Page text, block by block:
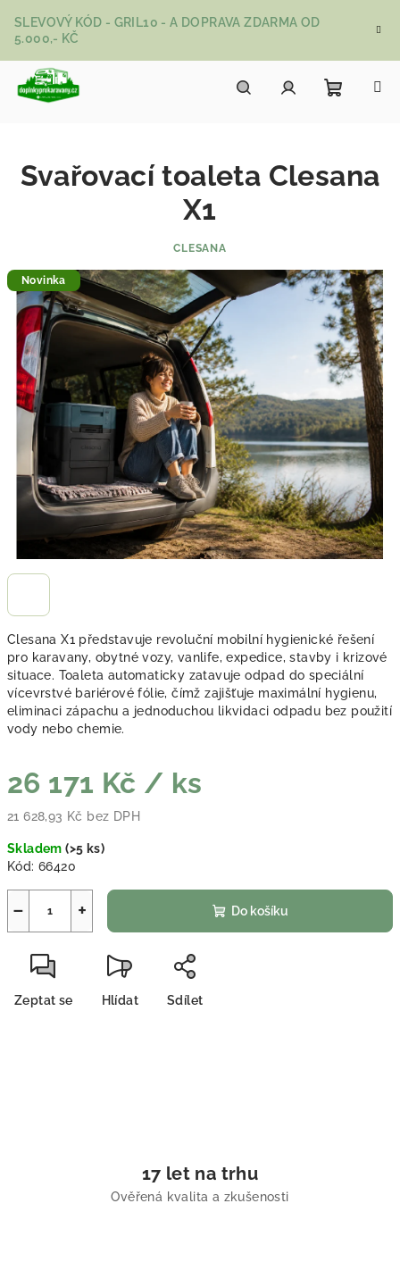
SLEVOVÝ KÓD - GRIL10 - A DOPRAVA ZDARMA OD
5.000,- KČ
Clesana X1 představuje revoluční mobilní hygienické řešení
pro karavany, obytné vozy, vanlife, expedice, stavby i krizové
situace. Toaleta automaticky zatavuje odpad do speciální
vícevrstvé bariérové fólie, čímž zajišťuje maximální hygienu,
eliminaci zápachu a jednoduchou likvidaci odpadu bez použití
vody nebo chemie.
26 171 Kč / ks
21 628,93 Kč bez DPH
Skladem(>5 ks)
Kód: 66420
+
− Do košíku
Zeptat se Hlídat Sdílet
Svařovací toaleta Clesana
X1
CLESANA
Novinka
17 let na trhu
Ověřená kvalita a zkušenosti